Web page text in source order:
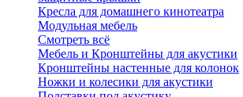
Кресла для домашнего кинотеатра
Модульная мебель
Смотреть всё
Мебель и Кронштейны для акустики
Кронштейны настенные для колонок
Ножки и колесики для акустики